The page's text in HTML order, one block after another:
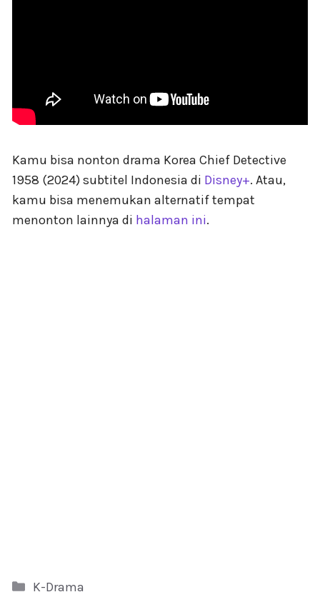
Kamu bisa nonton drama Korea Chief Detective
1958 (2024) subtitel Indonesia di Disney+. Atau,
kamu bisa menemukan alternatif tempat
menonton lainnya di halaman ini.
Kategori
K-Drama